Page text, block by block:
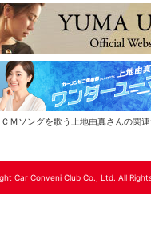
Ｍソングを歌う上地由真さんの関連
Car Conveni Club Co., Ltd. All